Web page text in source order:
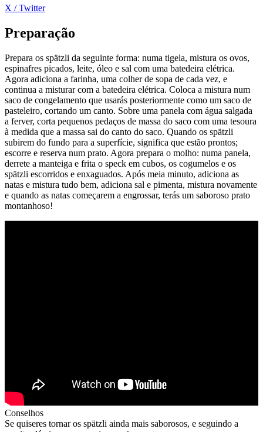
X / Twitter
Preparação
Prepara os spätzli da seguinte forma: numa tigela, mistura os ovos,
espinafres picados, leite, óleo e sal com uma batedeira elétrica.
Agora adiciona a farinha, uma colher de sopa de cada vez, e
continua a misturar com a batedeira elétrica. Coloca a mistura num
saco de congelamento que usarás posteriormente como um saco de
pasteleiro, cortando um canto. Sobre uma panela com água salgada
a ferver, corta pequenos pedaços de massa do saco com uma tesoura
à medida que a massa sai do canto do saco. Quando os spätzli
subirem do fundo para a superfície, significa que estão prontos;
escorre e reserva num prato. Agora prepara o molho: numa panela,
derrete a manteiga e frita o speck em cubos, os cogumelos e os
spätzli escorridos e enxaguados. Após meia minuto, adiciona as
natas e mistura tudo bem, adiciona sal e pimenta, mistura novamente
e quando as natas começarem a engrossar, terás um saboroso prato
montanhoso!
Conselhos
Se quiseres tornar os spätzli ainda mais saborosos, e seguindo a